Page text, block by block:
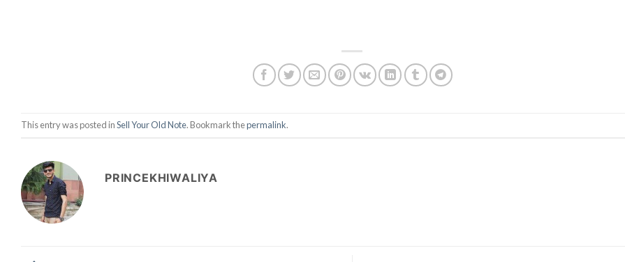
This entry was posted inSell Your Old Note. Bookmark thepermalink.
PRINCEKHIWALIYA